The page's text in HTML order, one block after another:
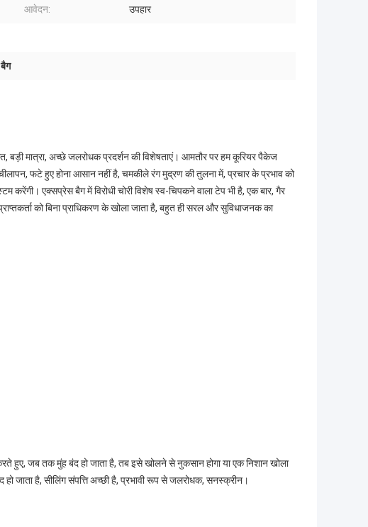
आवेदन: उपहार
बड़ी मात्रा, अच्छे जलरोधक प्रदर्शन की विशेषताएं। आमतौर पर हम कूरियर पैकेज
फटे हुए होना आसान नहीं है, चमकीले रंग मुद्रण की तुलना में, प्रचार के प्रभाव को
करेंगी। एक्सप्रेस बैग में विरोधी चोरी विशेष स्व-चिपकने वाला टेप भी है, एक बार, गैर
को बिना प्राधिकरण के खोला जाता है, बहुत ही सरल और सुविधाजनक का
हुए, जब तक मुंह बंद हो जाता है, तब इसे खोलने से नुकसान होगा या एक निशान खोला
हो जाता है, सीलिंग संपत्ति अच्छी है, प्रभावी रूप से जलरोधक, सनस्क्रीन।